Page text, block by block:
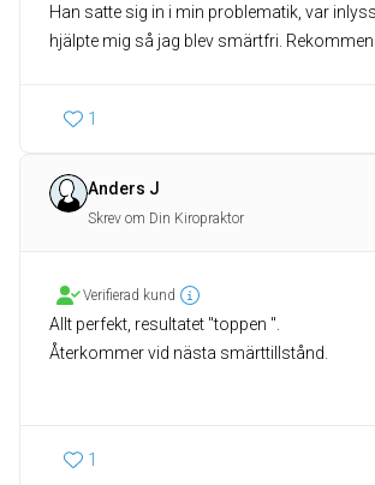
Han satte sig in i min problematik, var
hjälpte mig så jag blev smärtfri.
1
Anders J
Skrev om Din Kiropraktor
Verifierad kund
Allt perfekt, resultatet "toppen ".
Återkommer vid nästa smärttillstånd.
1